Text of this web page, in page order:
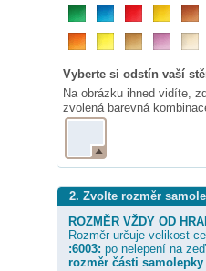
Vyberte si odstín vaší
Na obrázku ihned vidíte,
zvolená barevná
2. Zvolte rozměr
ROZMĚR VŽDY OD
Rozměr určuje velikost
:6003: po nelepení na
rozměr části